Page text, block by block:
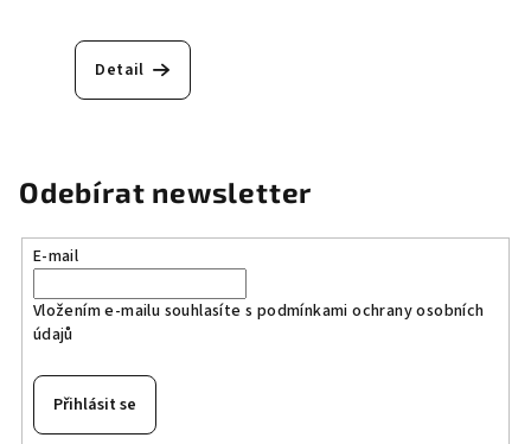
Detail
Odebírat newsletter
E-mail
Vložením e-mailu souhlasíte s podmínkami ochrany osobních
údajů
Přihlásit se